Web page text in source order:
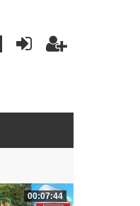
00:07:44